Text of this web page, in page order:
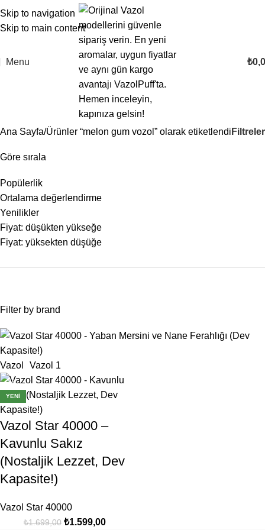
Skip to navigation
Skip to main content
Menu ₺
Ana Sayfa Ürünler “melon gum vozol” olarak etiketlendi Filtreler
Göre sırala
Popülerlik
Ortalama değerlendirme
Yenilikler
Fiyat: düşükten yükseğe
Fiyat: yüksekten düşüğe
Filter by brand
Vazol Vazol 1
-6%
YENI
Vazol Star 40000 –
Kavunlu Sakız
(Nostaljik Lezzet, Dev
Kapasite!)
Vazol Star 40000
₺1.699,00 ₺1.599,00